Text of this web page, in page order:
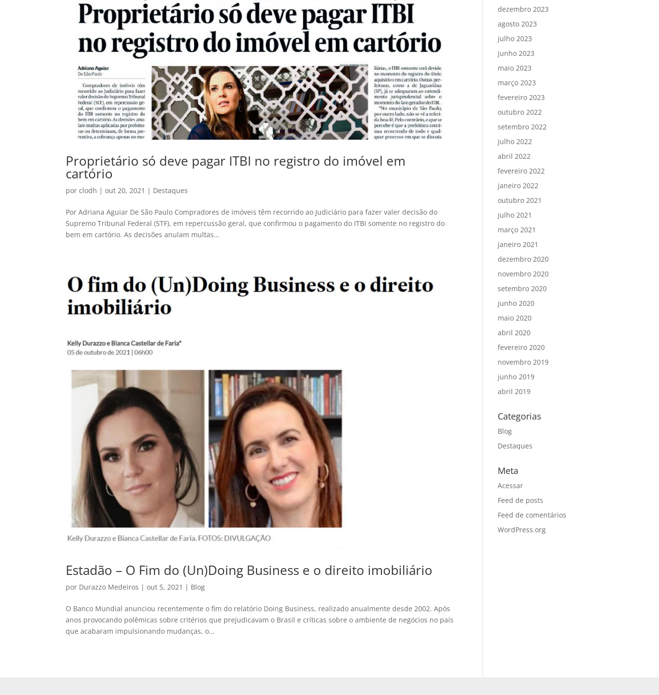
Proprietário só deve pagar ITBI no registro do imóvel em
cartório
porclodh |out 20, 2021 | Destaques
Por Adriana Aguiar De São Paulo Compradores de imóveis têm recorrido ao Judiciário para fazer valer decisão do
Supremo Tribunal Federal (STF), em repercussão geral, que confirmou o pagamento do ITBI somente no registro do
bem em cartório. As decisões anulam multas...
Estadão – O Fim do (Un)Doing Business e o direito imobiliário
por Durazzo Medeiros |out 5, 2021 | Blog
O Banco Mundial anunciou recentemente o fim do relatório Doing Business, realizado anualmente desde 2002. Após
anos provocando polêmicas sobre critérios que prejudicavam o Brasil e críticas sobre o ambiente de negócios no país
que acabaram impulsionando mudanças, o...
dezembro 2023
agosto 2023
julho 2023
junho 2023
maio 2023
março 2023
fevereiro 2023
outubro 2022
setembro 2022
julho 2022
abril 2022
fevereiro 2022
janeiro 2022
outubro 2021
julho 2021
março 2021
janeiro 2021
dezembro 2020
novembro 2020
setembro 2020
junho 2020
maio 2020
abril 2020
fevereiro 2020
novembro 2019
junho 2019
abril 2019
Categorias
Blog
Destaques
Meta
Acessar
Feed de posts
Feed de comentários
WordPress.org